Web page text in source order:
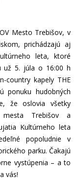
Mesto Trebišov, v
prichádzajú aj
leta, ktoré
už 5. júla o 16:00 h
country kapely THE
ponuku hudobných
že oslovia všetky
mesta Trebišov a
Kultúrneho leta
popoludnie v
parku. Čakajú
vystúpenia – a to
vás!